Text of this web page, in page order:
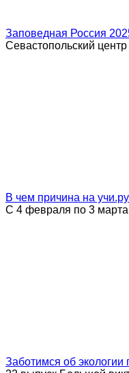
Заповедная Россия
Севастопольский
В чем причина на учи.ру
С 4 февраля по 3
Заботимся об экологии